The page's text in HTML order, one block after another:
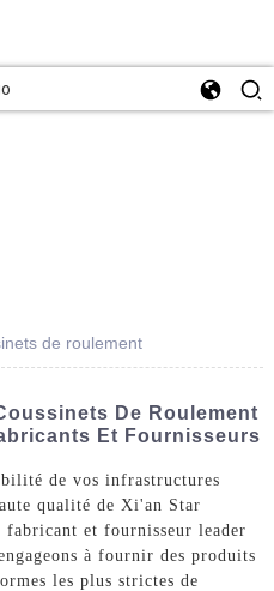
de roulement
De Roulement
Et Fournisseurs
de vos infrastructures
qualité de Xi'an Star
et fournisseur leader
à fournir des produits
les plus strictes de